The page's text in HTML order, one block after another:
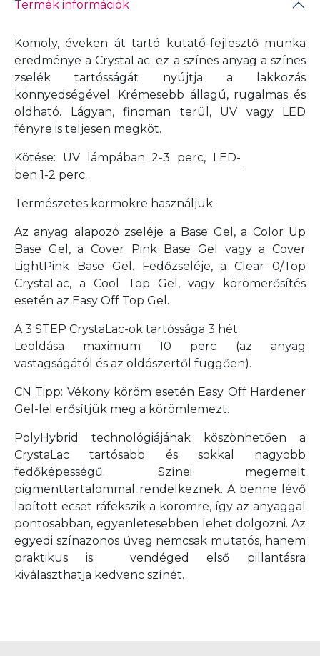
Termék információk
Komoly, éveken át tartó kutató-fejlesztő munka
eredménye a CrystaLac: ez a színes anyag a színes
zselék tartósságát nyújtja a lakkozás
könnyedségével. Krémesebb állagú, rugalmas és
oldható. Lágyan, finoman terül, UV vagy LED
fényre is teljesen megköt.
Kötése: UV lámpában 2-3 perc, LED-
ben 1-2 perc.
Természetes körmökre használjuk.
Az anyag alapozó zseléje a Base Gel, a Color Up
Base Gel, a Cover Pink Base Gel vagy a Cover
LightPink Base Gel. Fedőzseléje, a Clear 0/Top
CrystaLac, a Cool Top Gel, vagy körömerősítés
esetén az Easy Off Top Gel.
A 3 STEP CrystaLac-ok tartóssága 3 hét.
Leoldása maximum 10 perc
(az anyag
vastagságától és az oldószertől függően).
CN Tipp: Vékony köröm esetén Easy Off Hardener
Gel-lel erősítjük meg a körömlemezt.
PolyHybrid technológiájának köszönhetően a
CrystaLac tartósabb és sokkal nagyobb
fedőképességű. Színei megemelt
pigmenttartalommal rendelkeznek. A benne lévő
lapított ecset ráfekszik a körömre, így az anyaggal
pontosabban, egyenletesebben lehet dolgozni. Az
egyedi színazonos üveg nemcsak mutatós, hanem
praktikus is: vendéged első pillantásra
kiválaszthatja kedvenc színét.